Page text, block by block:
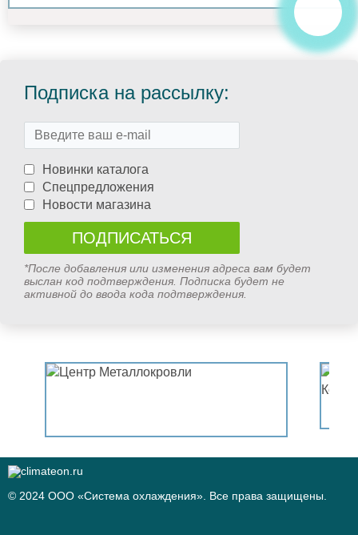
Подписка на рассылку:
Новинки каталога
Спецпредложения
Новости магазина
*После добавления или изменения адреса вам будет
выслан код подтверждения. Подписка будет не
активной до ввода кода подтверждения.
© 2024 ООО «Система охлаждения». Все права защищены.